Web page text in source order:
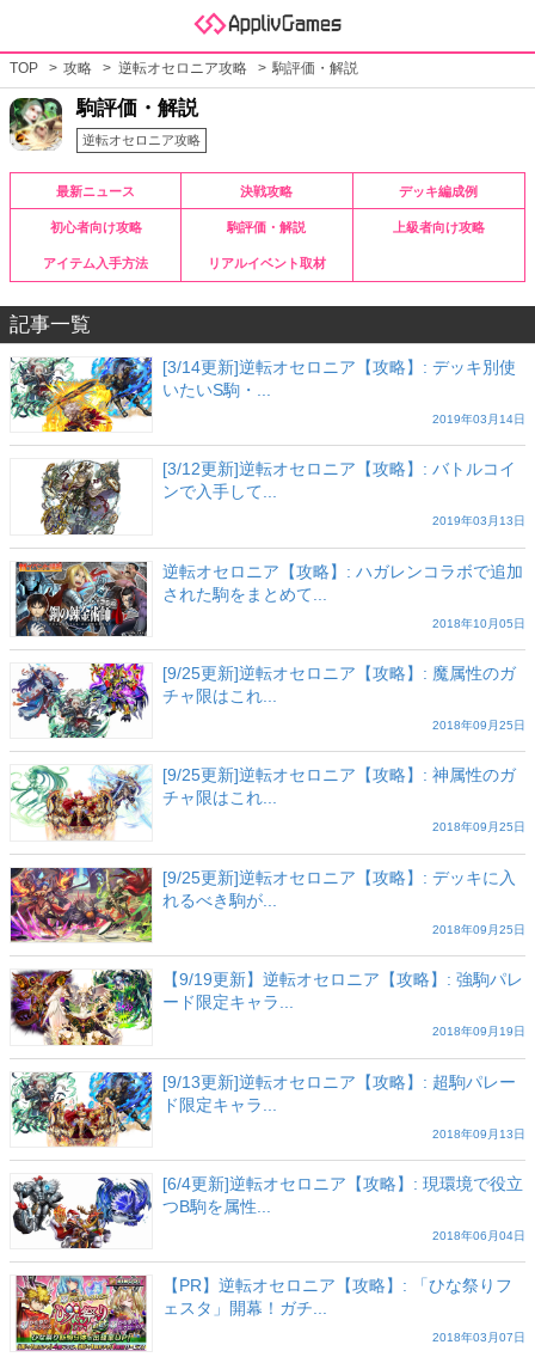
TOP 攻略 逆転オセロニア攻略 駒評価・解説
駒評価・解説
逆転オセロニア攻略
最新ニュース 決戦攻略 デッキ編成例
初心者向け攻略 駒評価・解説 上級者向け攻略
アイテム入手方法 リアルイベント取材
記事一覧
[3/14更新]逆転オセロニア【攻略】: デッキ別使
いたいS駒・...
2019年03月14日
[3/12更新]逆転オセロニア【攻略】: バトルコイ
ンで入手して...
2019年03月13日
逆転オセロニア【攻略】: ハガレンコラボで追加
された駒をまとめて...
2018年10月05日
[9/25更新]逆転オセロニア【攻略】: 魔属性のガ
チャ限はこれ...
2018年09月25日
[9/25更新]逆転オセロニア【攻略】: 神属性のガ
チャ限はこれ...
2018年09月25日
[9/25更新]逆転オセロニア【攻略】: デッキに入
れるべき駒が...
2018年09月25日
【9/19更新】逆転オセロニア【攻略】: 強駒パレ
ード限定キャラ...
2018年09月19日
[9/13更新]逆転オセロニア【攻略】: 超駒パレー
ド限定キャラ...
2018年09月13日
[6/4更新]逆転オセロニア【攻略】: 現環境で役立
つB駒を属性...
2018年06月04日
【PR】逆転オセロニア【攻略】: 「ひな祭りフ
ェスタ」開幕！ガチ...
2018年03月07日